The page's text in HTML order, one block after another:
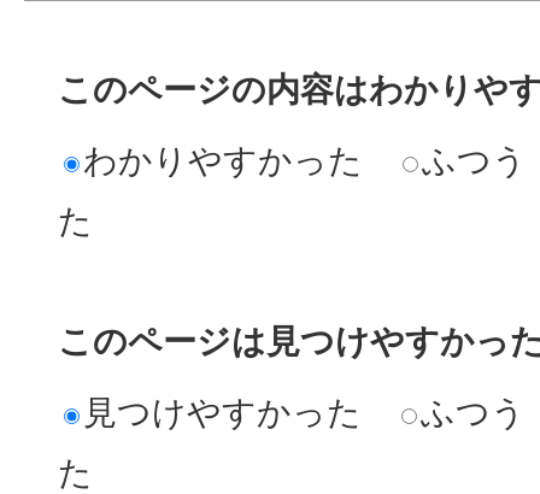
このページの内容はわかりや
わかりやすかった
ふつう
た
このページは見つけやすかっ
見つけやすかった
ふつう
た